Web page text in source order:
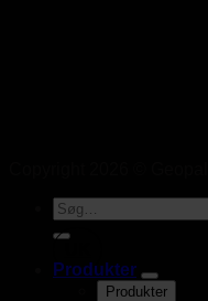
Produkter
Produkter